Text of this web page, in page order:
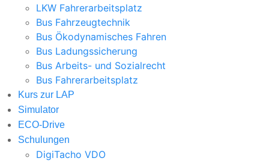
LKW Fahrerarbeitsplatz
Bus Fahrzeugtechnik
Bus Ökodynamisches Fahren
Bus Ladungssicherung
Bus Arbeits- und Sozialrecht
Bus Fahrerarbeitsplatz
Kurs zur LAP
Simulator
ECO-Drive
Schulungen
DigiTacho VDO